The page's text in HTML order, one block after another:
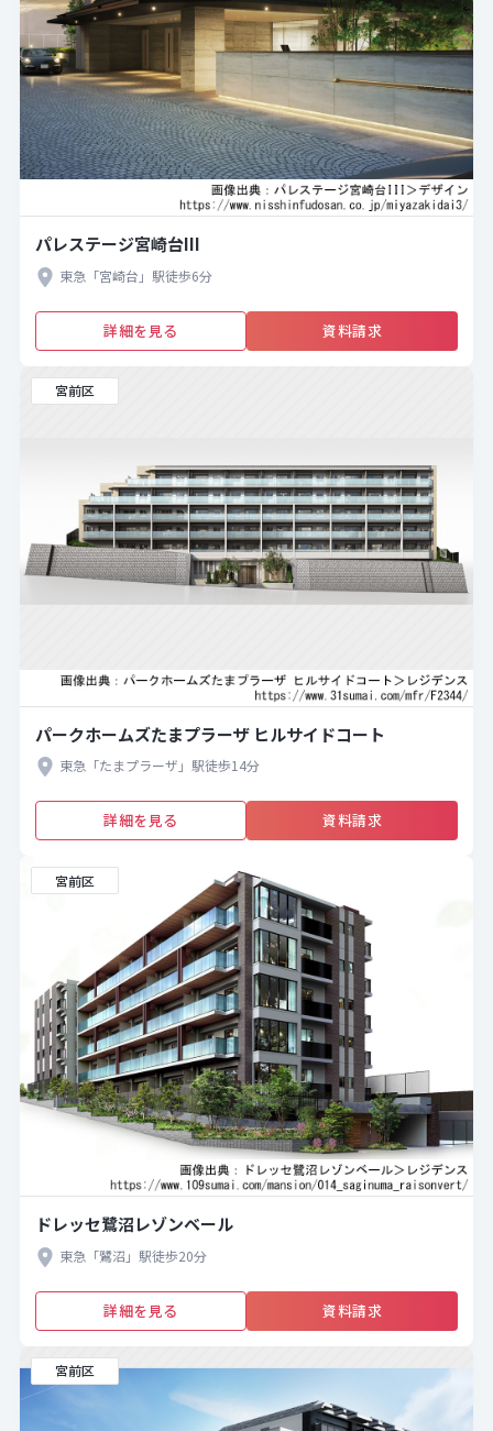
パレステージ宮崎台III
東急「宮崎台」駅徒歩6分
詳細を見る 資料請求
宮前区
パークホームズたまプラーザ ヒルサイドコート
東急「たまプラーザ」駅徒歩14分
詳細を見る 資料請求
宮前区
ドレッセ鷺沼レゾンベール
東急「鷺沼」駅徒歩20分
詳細を見る 資料請求
宮前区